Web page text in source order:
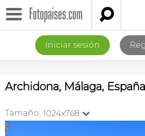

Iniciar sesión
Archidona, Málaga, España
Tamaño: 1024x768 